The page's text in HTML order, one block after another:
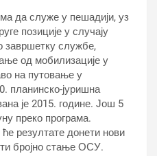
да служе у пешадији, уз
позиције у случају
завршетку службе,
од мобилизације у
на путовање у
планинско-јуришна
је 2015. године. Још 5
преко програма.
резултате донети нови
бројно стање ОСУ.